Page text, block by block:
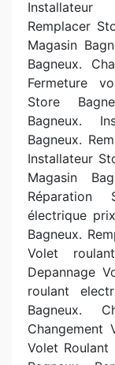
Installateur
Remplacer
Magasin
Bagneux.
Fermeture
Store
Bagneux.
Bagneux.
Installateur
Magasin
Réparation
électrique
Bagneux.
Volet
Depannage
roulant
Bagneux.
Changement
Volet Roulant